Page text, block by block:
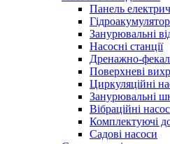
Панель
Занурювальні
Насосні станції
Дренажно-
Поверхневі
Циркуляційні
Занурювальні
Вібраційні
Комплектуючі
Cадові насоси